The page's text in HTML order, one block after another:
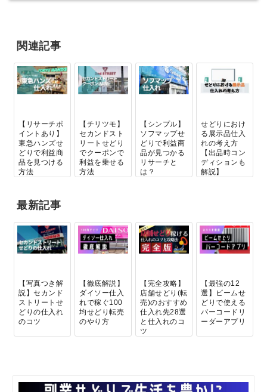
関連記事
【リサーチポ
イントあり】
東急ハンズせ
どりで利益商
品を見つける
方法
【チリツモ】
セカンドスト
リートせどり
でクーポンで
利益を乗せる
方法
【シンプル】
ソフマップせ
どりで利益商
品が見つかる
リサーチと
は？
せどりにおけ
る展示品仕入
れの考え方
【出品時コン
ディションも
解説】
最新記事
【写真つき解
説】セカンド
ストリートせ
どりの仕入れ
のコツ
【徹底解説】
ダイソー仕入
れで稼ぐ100
均せどり転売
のやり方
【完全攻略】
店舗せどり(転
売)のおすすめ
仕入れ先28選
と仕入れのコ
ツ
【最強の12
選】ビームせ
どりで使える
バーコードリ
ーダーアプリ